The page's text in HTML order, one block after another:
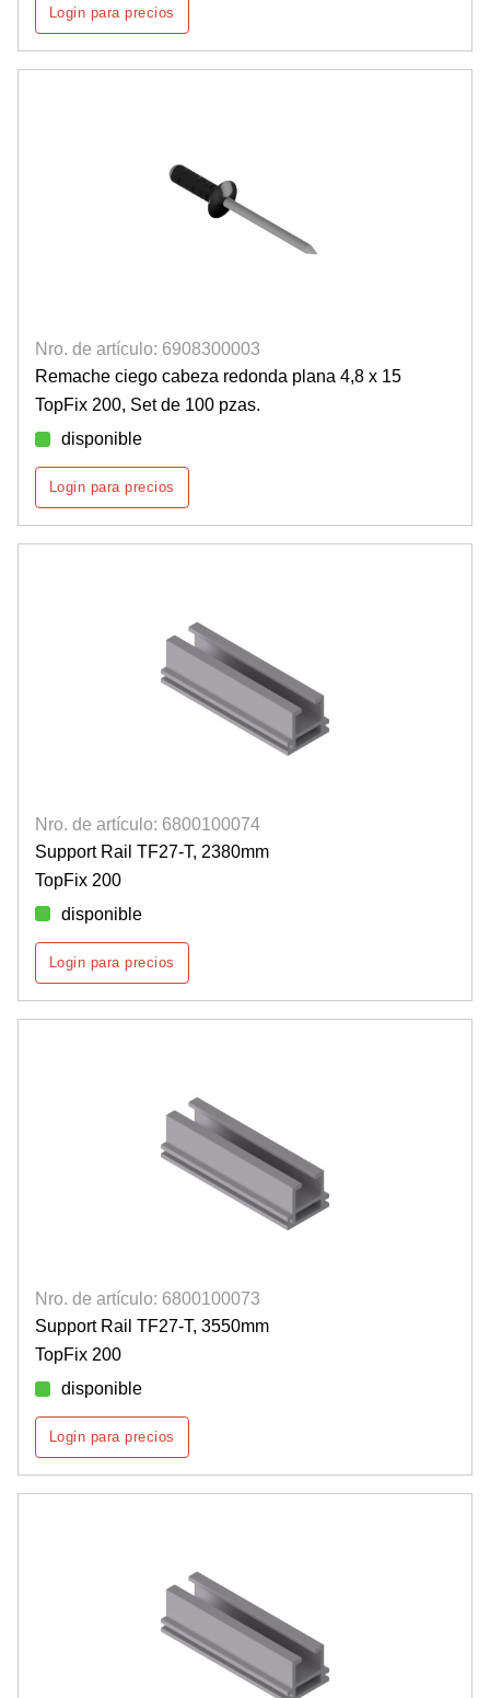
Login para precios
Nro. de artículo: 6908300003
Remache ciego cabeza redonda plana 4,8 x 15
TopFix 200, Set de 100 pzas.
disponible
Login para precios
Nro. de artículo: 6800100074
Support Rail TF27-T, 2380mm
TopFix 200
disponible
Login para precios
Nro. de artículo: 6800100073
Support Rail TF27-T, 3550mm
TopFix 200
disponible
Login para precios